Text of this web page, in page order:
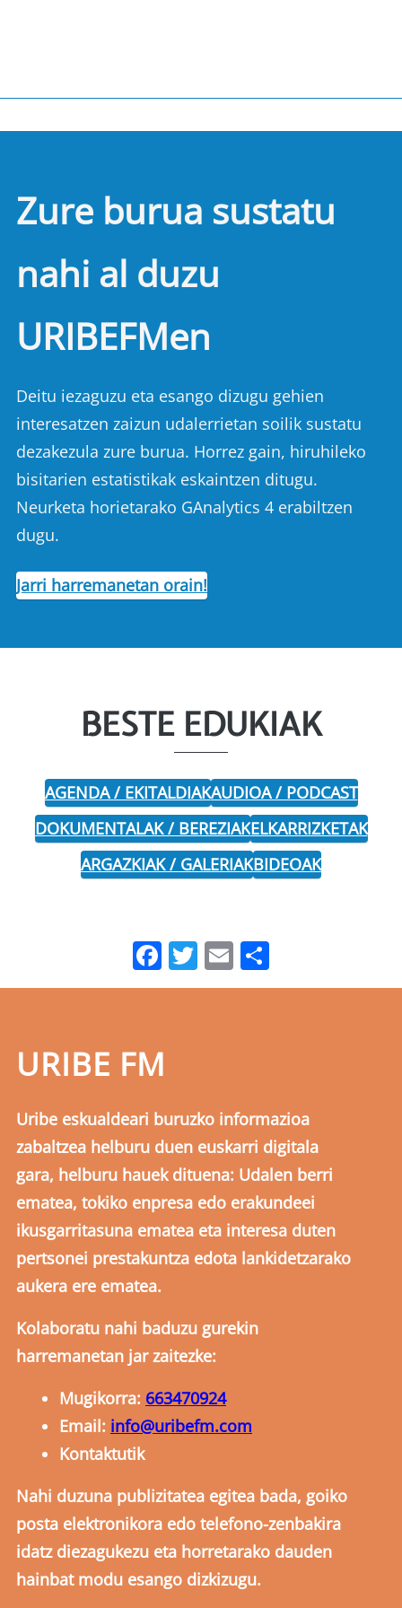
Zure burua sustatu
nahi al duzu
URIBEFMen
Deitu iezaguzu eta esango dizugu gehien
interesatzen zaizun udalerrietan soilik sustatu
dezakezula zure burua. Horrez gain, hiruhileko
bisitarien estatistikak eskaintzen ditugu.
Neurketa horietarako GAnalytics 4 erabiltzen
dugu.
Jarri harremanetan orain!
BESTE EDUKIAK
AGENDA / EKITALDIAKAUDIOA / PODCAST
DOKUMENTALAK / BEREZIAKELKARRIZKETAK
ARGAZKIAK / GALERIAKBIDEOAK
Facebook
Twitter
Email
URIBE FM
Uribe eskualdeari buruzko informazioa
zabaltzea helburu duen euskarri digitala
gara, helburu hauek dituena: Udalen berri
ematea, tokiko enpresa edo erakundeei
ikusgarritasuna ematea eta interesa duten
pertsonei prestakuntza edota lankidetzarako
aukera ere ematea.
Kolaboratu nahi baduzu gurekin
harremanetan jar zaitezke:
Mugikorra: 663470924
Email: info@uribefm.com
Kontaktutik
Nahi duzuna publizitatea egitea bada, goiko
posta elektronikora edo telefono-zenbakira
idatz diezagukezu eta horretarako dauden
hainbat modu esango dizkizugu.